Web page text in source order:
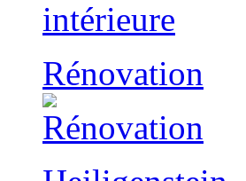
Rénovation